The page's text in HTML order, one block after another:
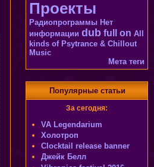
Проекты
Радиопрограммы Нет
информации dub full on All
kinds of Psytrance & Chillout
Music
Мета теги
Популярные статьи
За сегодня:
VA Legendarium
Холотроп
Clocktail release banner
Джейк Белл